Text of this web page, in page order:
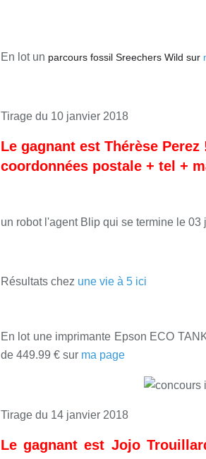
En lot un parcours fossil Sreechers Wild sur
Tirage du 10 janvier 2018
Le gagnant est Thérèse Perez
coordonnées postale + tel +
un robot l'agent Blip qui se termine le 03
Résultats chez une vie à 5 ici
En lot une imprimante Epson ECO
de 449.99 € sur ma page
Tirage du 14 janvier 2018
Le gagnant est Jojo